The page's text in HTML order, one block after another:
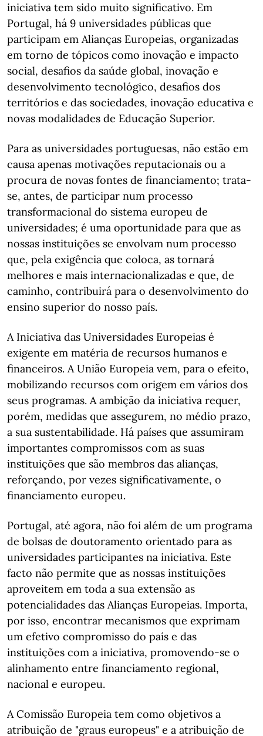
iniciativa tem sido muito significativo. Em
Portugal, há 9 universidades públicas que
participam em Alianças Europeias, organizadas
em torno de tópicos como inovação e impacto
social, desafios da saúde global, inovação e
desenvolvimento tecnológico, desafios dos
territórios e das sociedades, inovação educativa e
novas modalidades de Educação Superior.
Para as universidades portuguesas, não estão em
causa apenas motivações reputacionais ou a
procura de novas fontes de financiamento; trata-
se, antes, de participar num processo
transformacional do sistema europeu de
universidades; é uma oportunidade para que as
nossas instituições se envolvam num processo
que, pela exigência que coloca, as tornará
melhores e mais internacionalizadas e que, de
caminho, contribuirá para o desenvolvimento do
ensino superior do nosso país.
A Iniciativa das Universidades Europeias é
exigente em matéria de recursos humanos e
financeiros. A União Europeia vem, para o efeito,
mobilizando recursos com origem em vários dos
seus programas. A ambição da iniciativa requer,
porém, medidas que assegurem, no médio prazo,
a sua sustentabilidade. Há países que assumiram
importantes compromissos com as suas
instituições que são membros das alianças,
reforçando, por vezes significativamente, o
financiamento europeu.
Portugal, até agora, não foi além de um programa
de bolsas de doutoramento orientado para as
universidades participantes na iniciativa. Este
facto não permite que as nossas instituições
aproveitem em toda a sua extensão as
potencialidades das Alianças Europeias. Importa,
por isso, encontrar mecanismos que exprimam
um efetivo compromisso do país e das
instituições com a iniciativa, promovendo-se o
alinhamento entre financiamento regional,
nacional e europeu.
A Comissão Europeia tem como objetivos a
atribuição de "graus europeus" e a atribuição de